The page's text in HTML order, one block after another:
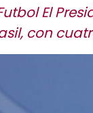
El
con